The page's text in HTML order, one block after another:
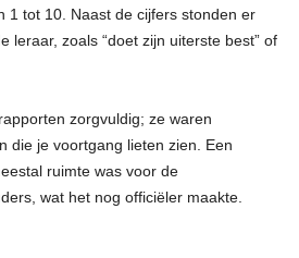
1 tot 10. Naast de cijfers stonden er
leraar, zoals “doet zijn uiterste best” of
zorgvuldig; ze waren
die je voortgang lieten zien. Een
ruimte was voor de
wat het nog officiëler maakte.